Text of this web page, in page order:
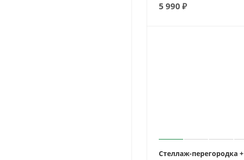
5 990 ₽
Стеллаж-перегородка +